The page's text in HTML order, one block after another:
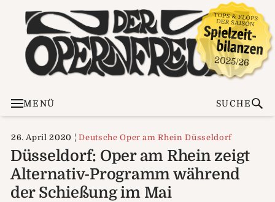
MENÜ SUCHE
26. April 2020 Deutsche Oper am Rhein Düsseldorf
Düsseldorf: Oper am Rhein zeigt
Alternativ-Programm während
der Schießung im Mai